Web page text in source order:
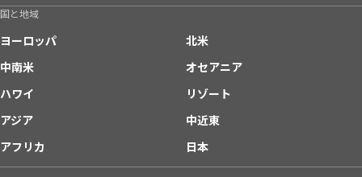
国と地域
ヨーロッパ
北米
中南米
オセアニア
ハワイ
リゾート
アジア
中近東
アフリカ
日本